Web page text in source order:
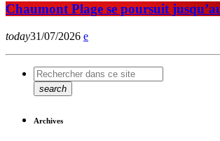
Chaumont Plage se poursuit
today31/07/2026
search
Archives